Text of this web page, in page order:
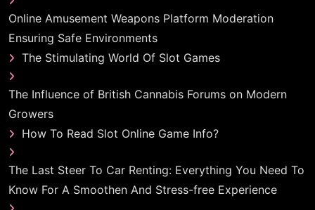
Online Amusement Weapons Platform Moderation
Ensuring Safe Environments
The Stimulating World Of Slot Games
The Influence of British Cannabis Forums on Modern
Growers
How To Read Slot Online Game Info?
The Last Steer To Car Renting: Everything You Need To
Know For A Smoothen And Stress-free Experience